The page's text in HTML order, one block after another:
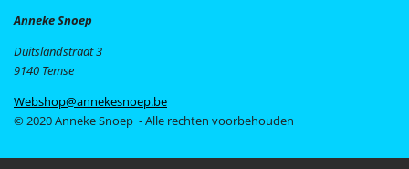
Anneke Snoep
Duitslandstraat 3
9140 Temse
Webshop@annekesnoep.be
© 2020 Anneke Snoep - Alle rechten voorbehouden